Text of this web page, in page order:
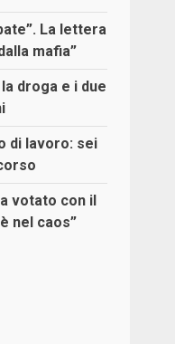
La lettera
mafia”
droga e i due
di lavoro: sei
votato con il
nel caos”